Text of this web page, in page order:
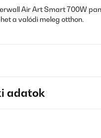
Air Art Smart 700W
a valódi meleg otthon.
adatok